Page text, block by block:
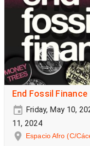
End Fossil Finance
Friday, May 10,
11, 2024
Espacio Afro (C/